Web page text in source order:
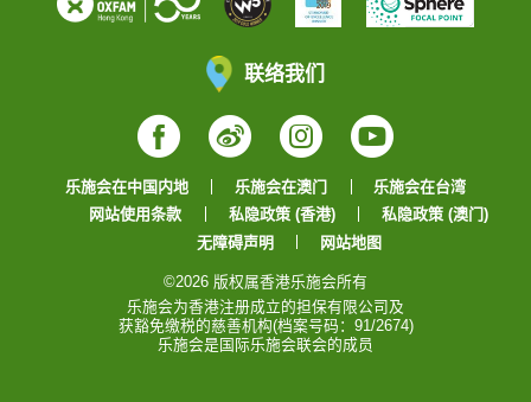
联络我们
Facebook
WeiboInstagram
YouTube
乐施会在中国内地 乐施会在澳门
乐施会在台湾
网站使用条款
私隐政策 (香港)
私隐政策 (澳门)
无障碍声明
网站地图
©2026 版权属香港乐施会所有
乐施会为香港注册成立的担保有限公司及
获豁免缴税的慈善机构(档案号码：91/2674)
乐施会是国际乐施会联会的成员